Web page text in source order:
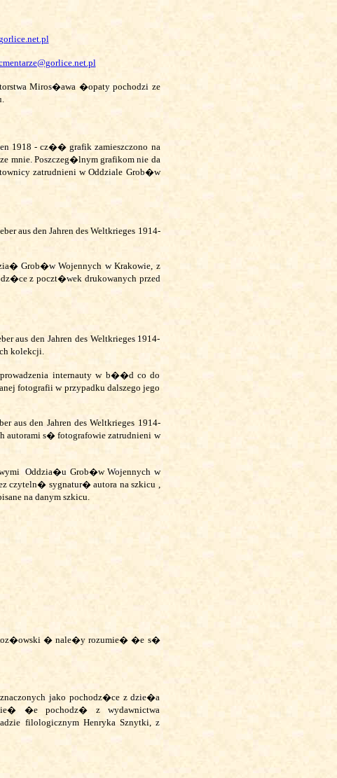
Miros�awa �opaty pochodzi ze
1918 - cz�� grafik zamieszczono na
mnie. Poszczeg�lnym grafikom nie da
zatrudnieni w Oddziale Grob�w
aus den Jahren des Weltkrieges 1914-
Grob�w Wojennych w Krakowie, z
z poczt�wek drukowanych przed
aus den Jahren des Weltkrieges 1914-
kolekcji.
internauty w b��d co do
fotografii w przypadku dalszego jego
aus den Jahren des Weltkrieges 1914-
s� fotografowie zatrudnieni w
Oddzia�u Grob�w Wojennych w
czyteln� sygnatur� autora na szkicu ,
na danym szkicu.
Koz�owski � nale�y rozumie� �e s�
jako pochodz�ce z dzie�a
�e pochodz� z wydawnictwa
filologicznym Henryka Sznytki, z